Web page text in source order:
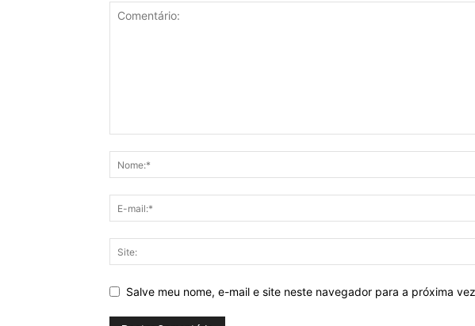
Salve meu nome, e-mail e site neste navegador para a próxima